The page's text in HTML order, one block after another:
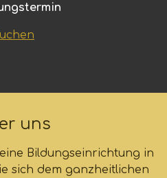
uns
Bildungseinrichtung in
sich dem ganzheitlichen